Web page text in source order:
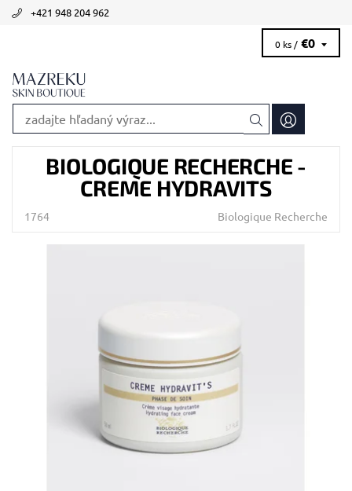
+421 948 204 962
0 ks / €0
BIOLOGIQUE RECHERCHE -
CREME HYDRAVITS
1764 Biologique Recherche